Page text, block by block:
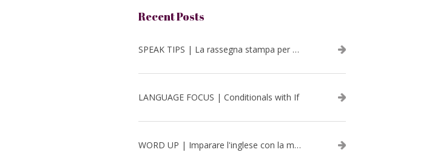
Recent Posts
SPEAK TIPS | La rassegna stampa per migliorare l’inglese - luglio 2026
LANGUAGE FOCUS | Conditionals with If
WORD UP | Imparare l'inglese con la musica: David Bowie